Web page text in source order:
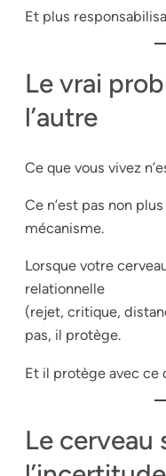
Et plus
Le vrai
l’autre
Ce que vous vivez
Ce n’est pas non
mécanisme.
Lorsque votre
relationnelle
(rejet, critique,
pas, il protège.
Et il protège avec ce
Le cerveau